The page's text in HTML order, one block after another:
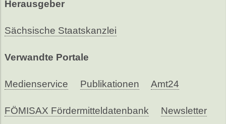
Herausgeber
Sächsische Staatskanzlei
Verwandte Portale
Medienservice Publikationen Amt24
FÖMISAX Fördermitteldatenbank Newsletter